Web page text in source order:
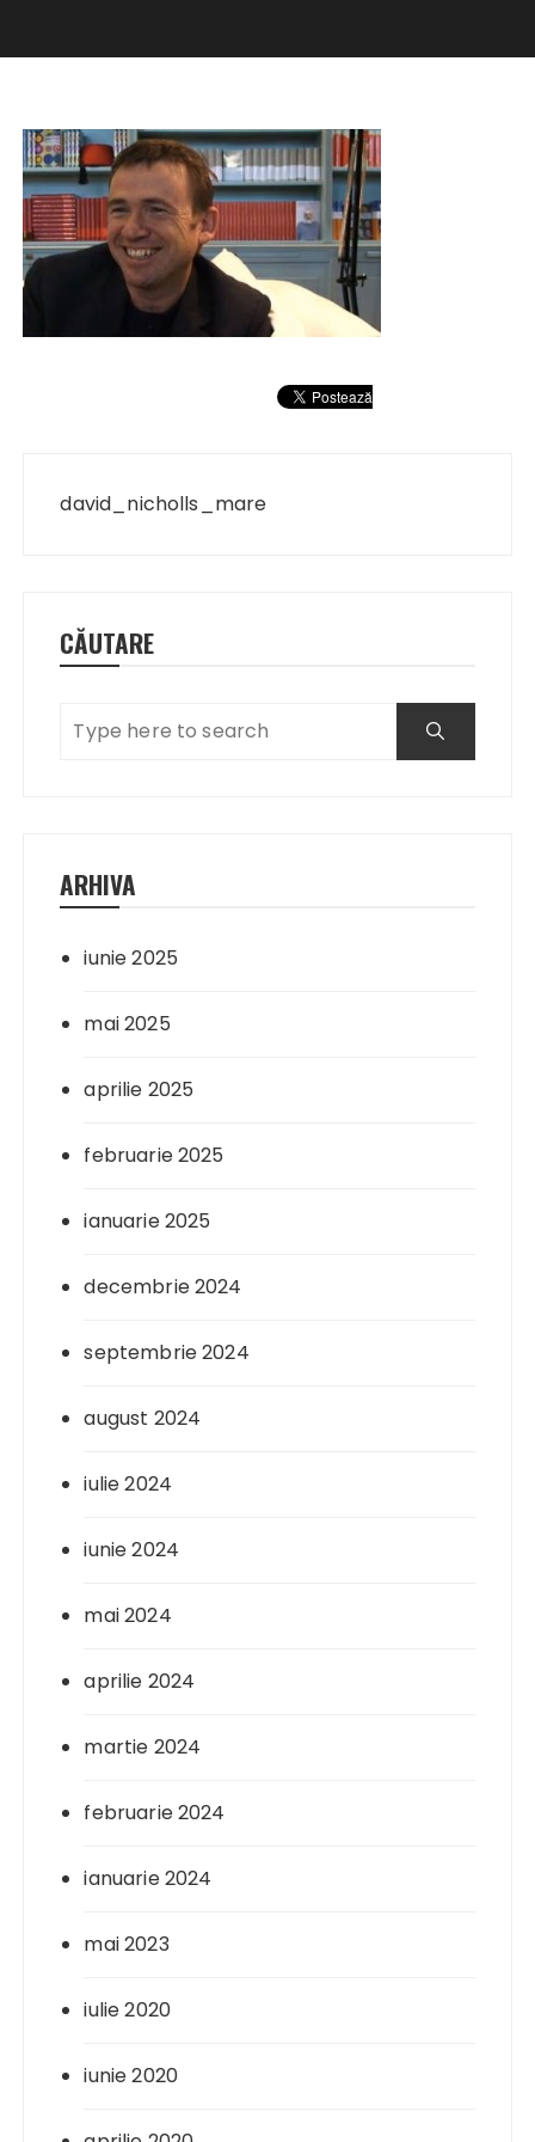
david_nicholls_mare
CĂUTARE
ARHIVA
iunie 2025
mai 2025
aprilie 2025
februarie 2025
ianuarie 2025
decembrie 2024
septembrie 2024
august 2024
iulie 2024
iunie 2024
mai 2024
aprilie 2024
martie 2024
februarie 2024
ianuarie 2024
mai 2023
iulie 2020
iunie 2020